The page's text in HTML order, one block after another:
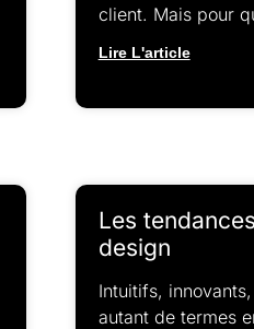
client. Mais pour
Lire L'article
Les
design
Intuitifs,
autant de termes